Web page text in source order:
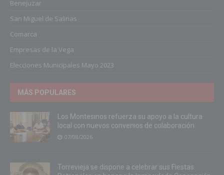
Benejuzar
San Miguel de Salinas
Comarca
Empresas de la Vega
Elecciones Municipales Mayo 2023
MÁS POPULARES
Los Montesinos refuerza su apoyo a la cultura
local con nuevos convenios de colaboración
07/08/2026
Torrevieja se dispone a celebrar sus Fiestas